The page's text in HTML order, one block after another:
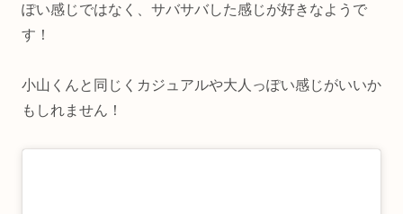
ぽい感じではなく、サバサバした感じが好きなようで
す！
小山くんと同じくカジュアルや大人っぽい感じがいいか
もしれません！